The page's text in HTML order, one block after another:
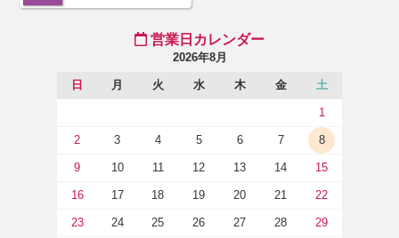
営業日カレンダー
2026年8月
日 月 火 水 木 金 土
1
2 3 4 5 6 7 8
9 10 11 12 13 14 15
16 17 18 19 20 21 22
23 24 25 26 27 28 29